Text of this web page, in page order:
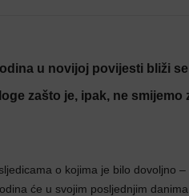
u novijoj povijesti bliži
zašto je, ipak, ne smijemo
o kojima je bilo dovoljno –
će u svojim posljednjim